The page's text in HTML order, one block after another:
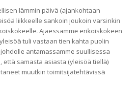
lämmin päivä (ajankohtaan
liikkeelle sankoin joukoin varsinkin
Ajaessamme erikoiskokeen
tuli vastaan tien kahta puolin
antamassamme suullisessa
että samasta asiasta (yleisöä tiellä)
muutkin toimitsijatehtävissä